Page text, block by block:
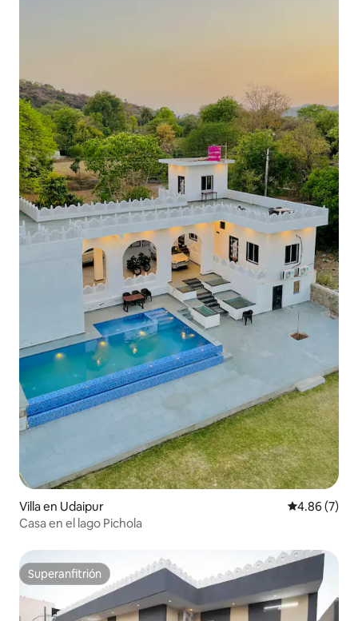
Villa en Udaipur Calificación
4.86 (7)
Casa en el lago Pichola
Superanfitrión
Superanfitrión